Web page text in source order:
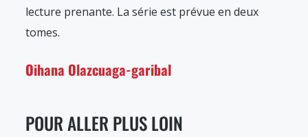
lecture prenante. La série est prévue en deux
tomes.
Oihana Olazcuaga-garibal
POUR ALLER PLUS LOIN